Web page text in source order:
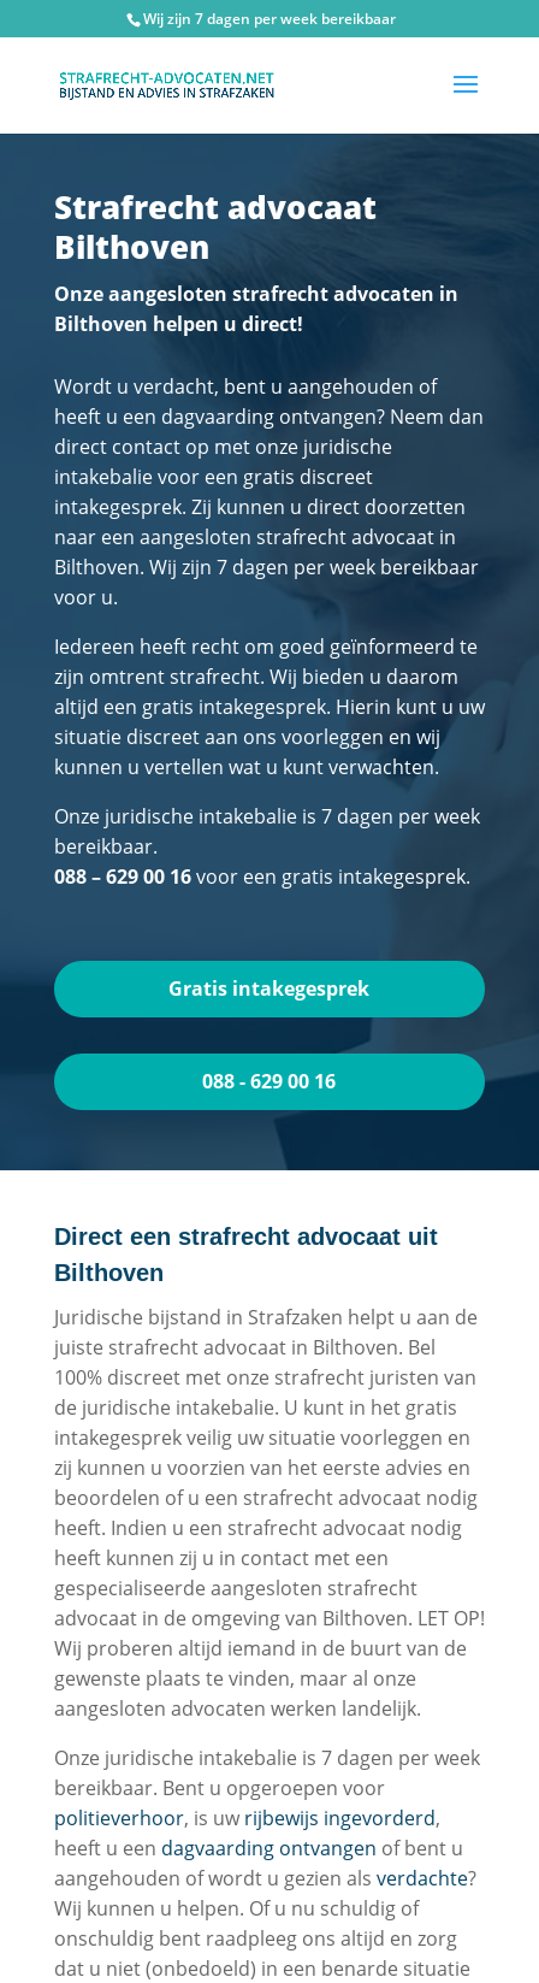
Wij zijn 7 dagen per week bereikbaar
Strafrecht advocaat
Bilthoven
Onze aangesloten strafrecht advocaten in
Bilthoven helpen u direct!
Wordt u verdacht, bent u aangehouden of
heeft u een dagvaarding ontvangen? Neem dan
direct contact op met onze juridische
intakebalie voor een gratis discreet
intakegesprek. Zij kunnen u direct doorzetten
naar een aangesloten strafrecht advocaat in
Bilthoven. Wij zijn 7 dagen per week bereikbaar
voor u.
Iedereen heeft recht om goed geïnformeerd te
zijn omtrent strafrecht. Wij bieden u daarom
altijd een gratis intakegesprek. Hierin kunt u uw
situatie discreet aan ons voorleggen en wij
kunnen u vertellen wat u kunt verwachten.
Onze juridische intakebalie is 7 dagen per week
bereikbaar.
088 – 629 00 16voor een gratis intakegesprek.
Gratis intakegesprek
088 - 629 00 16
Direct een strafrecht advocaat uit
Bilthoven
Juridische bijstand in Strafzaken helpt u aan de
juiste strafrecht advocaat in Bilthoven. Bel
100% discreet met onze strafrecht juristen van
de juridische intakebalie. U kunt in het gratis
intakegesprek veilig uw situatie voorleggen en
zij kunnen u voorzien van het eerste advies en
beoordelen of u een strafrecht advocaat nodig
heeft. Indien u een strafrecht advocaat nodig
heeft kunnen zij u in contact met een
gespecialiseerde aangesloten strafrecht
advocaat in de omgeving van Bilthoven. LET OP!
Wij proberen altijd iemand in de buurt van de
gewenste plaats te vinden, maar al onze
aangesloten advocaten werken landelijk.
Onze juridische intakebalie is 7 dagen per week
bereikbaar. Bent u opgeroepen voor
politieverhoor, is uw rijbewijs ingevorderd,
heeft u een dagvaarding ontvangen of bent u
aangehouden of wordt u gezien als verdachte?
Wij kunnen u helpen. Of u nu schuldig of
onschuldig bent raadpleeg ons altijd en zorg
dat u niet (onbedoeld) in een benarde situatie